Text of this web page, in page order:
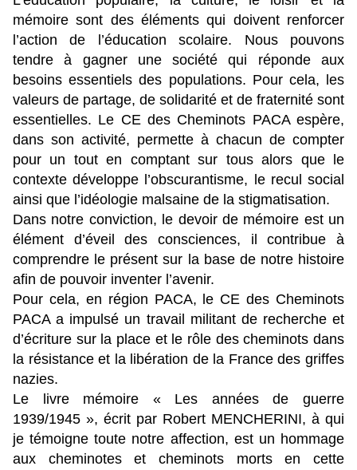
mémoire sont des éléments qui doivent renforcer
l’action de l’éducation scolaire. Nous pouvons
tendre à gagner une société qui réponde aux
besoins essentiels des populations. Pour cela, les
valeurs de partage, de solidarité et de fraternité sont
essentielles. Le CE des Cheminots PACA espère,
dans son activité, permette à chacun de compter
pour un tout en comptant sur tous alors que le
contexte développe l’obscurantisme, le recul social
ainsi que l’idéologie malsaine de la stigmatisation.
Dans notre conviction, le devoir de mémoire est un
élément d’éveil des consciences, il contribue à
comprendre le présent sur la base de notre histoire
afin de pouvoir inventer l’avenir.
Pour cela, en région PACA, le CE des Cheminots
PACA a impulsé un travail militant de recherche et
d’écriture sur la place et le rôle des cheminots dans
la résistance et la libération de la France des griffes
nazies.
Le livre mémoire « Les années de guerre
1939/1945 », écrit par Robert MENCHERINI, à qui
je témoigne toute notre affection, est un hommage
aux cheminotes et cheminots morts en cette